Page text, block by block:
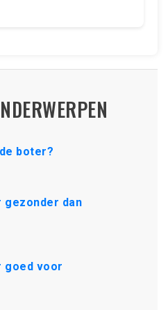
boter?
gezonder dan
goed voor